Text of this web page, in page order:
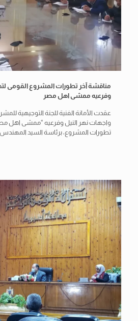
مناقشة آخر تطورات المشروع القومى
وفرعيه ممشى اهل مصر
عقدت الأمانة الفنية للجنة التوجيهية
واجهات نهر النيل وفرعيه “ممشى اهل
تطورات المشروع، برئاسة السيد المهندس